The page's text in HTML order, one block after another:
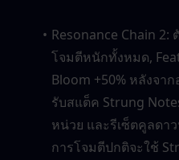
Resonance Chain
โจมตีหนักทั้งหมด,
Bloom +50% หลังจา
รับสแต็ค Strung
หน่วย และรีเซ็ตคูลดา
การโจมตีปกติจะใช้